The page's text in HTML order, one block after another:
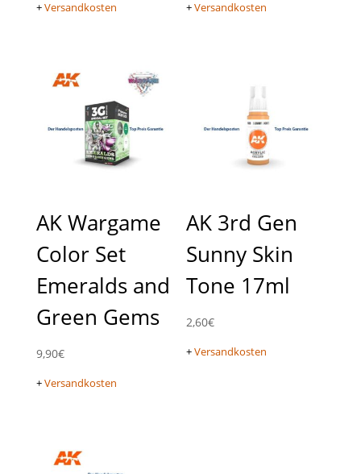
+Versandkosten +Versandkosten
AK Wargame
Color Set
Emeralds and
Green Gems
9,90€
+Versandkosten
AK 3rd Gen
Sunny Skin
Tone 17ml
2,60€
+Versandkosten